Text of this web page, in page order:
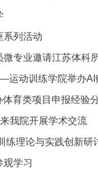
系列活动
专业邀请江苏体科
动训练学院举办AI
育类项目申报经验
我院开展学术交流
理论与实践创新研
观学习